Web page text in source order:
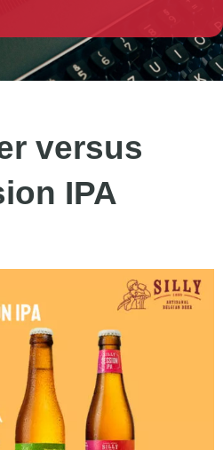
versus
IPA